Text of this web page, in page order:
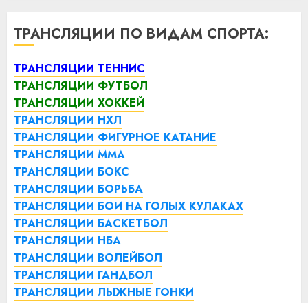
ТРАНСЛЯЦИИ ПО ВИДАМ СПОРТА:
ТРАНСЛЯЦИИ ТЕННИС
ТРАНСЛЯЦИИ ФУТБОЛ
ТРАНСЛЯЦИИ ХОККЕЙ
ТРАНСЛЯЦИИ НХЛ
ТРАНСЛЯЦИИ ФИГУРНОЕ КАТАНИЕ
ТРАНСЛЯЦИИ ММА
ТРАНСЛЯЦИИ БОКС
ТРАНСЛЯЦИИ БОРЬБА
ТРАНСЛЯЦИИ БОИ НА ГОЛЫХ КУЛАКАХ
ТРАНСЛЯЦИИ БАСКЕТБОЛ
ТРАНСЛЯЦИИ НБА
ТРАНСЛЯЦИИ ВОЛЕЙБОЛ
ТРАНСЛЯЦИИ ГАНДБОЛ
ТРАНСЛЯЦИИ ЛЫЖНЫЕ ГОНКИ